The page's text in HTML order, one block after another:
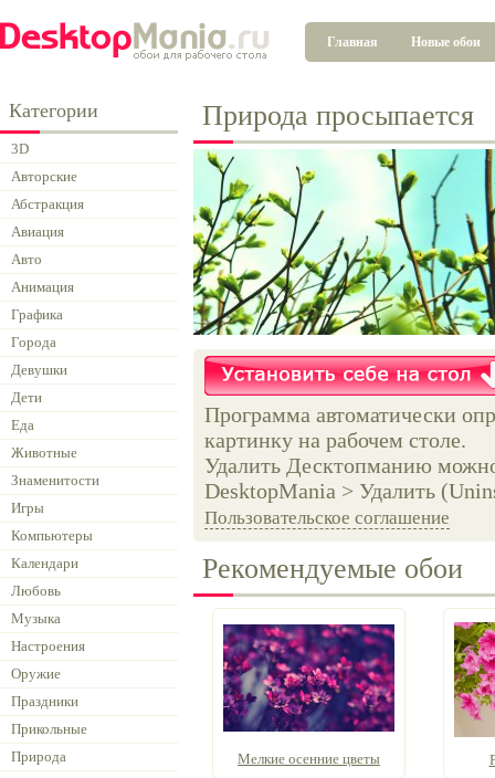
Главная Новые обои
Категории
3D
Авторские
Абстракция
Авиация
Авто
Анимация
Графика
Города
Девушки
Дети
Еда
Животные
Знаменитости
Игры
Компьютеры
Календари
Любовь
Музыка
Настроения
Оружие
Праздники
Прикольные
Природа
Природа просыпается
Программа автоматически
картинку на рабочем столе.
Удалить Десктопманию
DesktopMania > Удалить
Пользовательское соглашение
Рекомендуемые обои
Мелкие осенние цветы